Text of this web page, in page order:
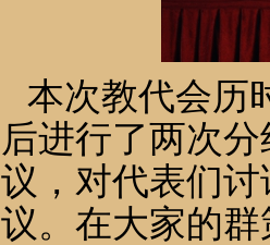
本次教代会历
后进行了两次
议，对代表们
议。在大家的